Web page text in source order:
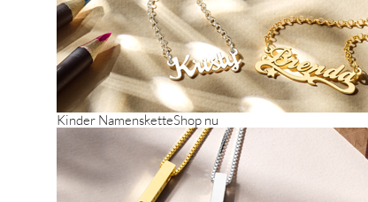
Kinder NamensketteShop nu